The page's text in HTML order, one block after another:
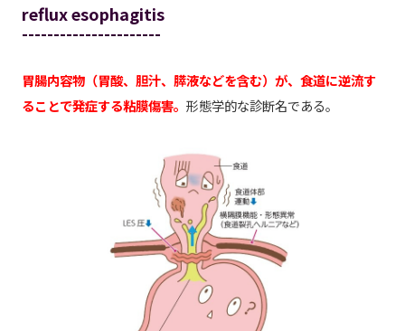
reflux esophagitis
----------------------
胃腸内容物（胃酸、胆汁、膵液などを含む）が、食道に逆流す
ることで発症する粘膜傷害。 形態学的な診断名である。